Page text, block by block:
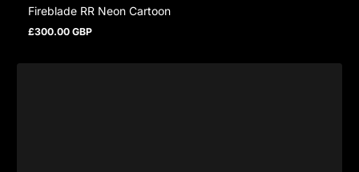
Fireblade RR Neon Cartoon
Regulärer Preis
£300.00 GBP